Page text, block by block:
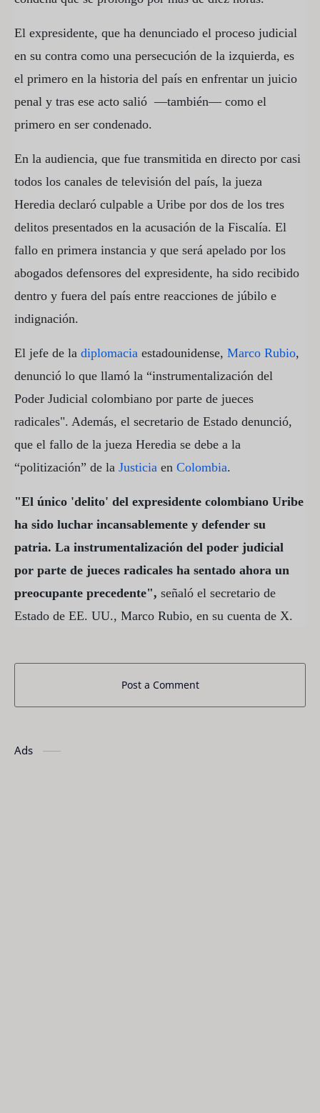
El expresidente, que ha denunciado el proceso judicial
en su contra como una persecución de la izquierda, es
el primero en la historia del país en enfrentar un juicio
penal y tras ese acto salió —también— como el
primero en ser condenado.
En la audiencia, que fue transmitida en directo por casi
todos los canales de televisión del país, la jueza
Heredia declaró culpable a Uribe por dos de los tres
delitos presentados en la acusación de la Fiscalía. El
fallo en primera instancia y que será apelado por los
abogados defensores del expresidente, ha sido recibido
dentro y fuera del país entre reacciones de júbilo e
indignación.
El jefe de la diplomacia estadounidense, Marco Rubio,
denunció lo que llamó la “instrumentalización del
Poder Judicial colombiano por parte de jueces
radicales". Además, el secretario de Estado denunció,
que el fallo de la jueza Heredia se debe a la
“politización” de la Justicia en Colombia.
"El único 'delito' del expresidente colombiano Uribe
ha sido luchar incansablemente y defender su
patria. La instrumentalización del poder judicial
por parte de jueces radicales ha sentado ahora un
preocupante precedente", señaló el secretario de
Estado de EE. UU., Marco Rubio, en su cuenta de X.
Post a Comment
Ads